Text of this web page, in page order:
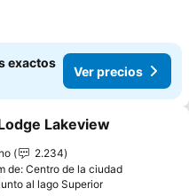
exactos
Ver precios
a favoritos
Lakeview
2.234
de: Centro de la ciudad
al lago Superior